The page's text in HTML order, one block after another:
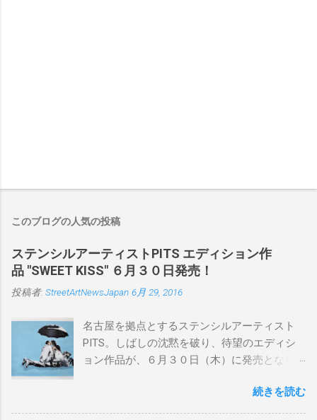
このブログの人気の投稿
ステンシルアーティストPITS エディション作
品 "SWEET KISS" ６月３０日発売！
投稿者: StreetArtNewsJapan 6月 29, 2016
名古屋を拠点とするステンシルアーティスト
PITS。しばしの沈黙を破り、待望のエディシ
ョン作品が、６月３０日（木）に発売となり
品に落とし込むスタイルは今作でも健在。(
PITSの過去記事はこちらから ) 発売日：6月30
続きを読む